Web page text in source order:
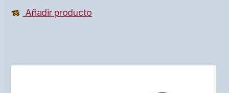
Añadir producto